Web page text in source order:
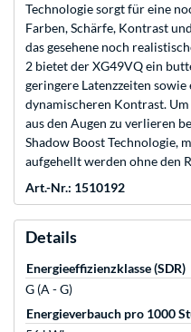
Technologie sorgt für eine
Farben, Schärfe, Kontrast
das gesehene noch
2 bietet der XG49VQ ein
geringere Latenzzeiten
dynamischeren Kontrast.
aus den Augen zu verlieren
Shadow Boost Technologie,
aufgehellt werden ohne den
Art.-Nr.: 1510192
Details
Energieeffizienzklasse (SDR)
G (A - G)
Energieverbauch pro 1000